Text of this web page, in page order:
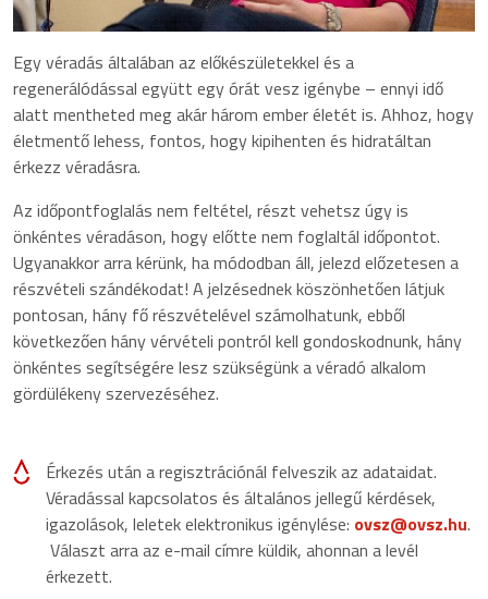
Egy véradás általában az előkészületekkel és a
regenerálódással együtt egy órát vesz igénybe – ennyi idő
alatt mentheted meg akár három ember életét is. Ahhoz, hogy
életmentő lehess, fontos, hogy kipihenten és hidratáltan
érkezz véradásra.
Az időpontfoglalás nem feltétel, részt vehetsz úgy is
önkéntes véradáson, hogy előtte nem foglaltál időpontot.
Ugyanakkor arra kérünk, ha módodban áll, jelezd előzetesen a
részvételi szándékodat! A jelzésednek köszönhetően látjuk
pontosan, hány fő részvételével számolhatunk, ebből
következően hány vérvételi pontról kell gondoskodnunk, hány
önkéntes segítségére lesz szükségünk a véradó alkalom
gördülékeny szervezéséhez.
Érkezés után a regisztrációnál felveszik az adataidat.
Véradással kapcsolatos és általános jellegű kérdések,
igazolások, leletek elektronikus igénylése: ovsz@ovsz.hu.
Választ arra az e-mail címre küldik, ahonnan a levél
érkezett.